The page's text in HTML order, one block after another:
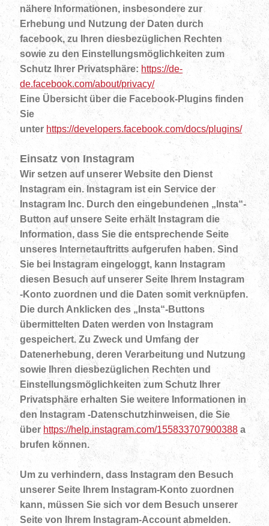
nähere Informationen, insbesondere zur
Erhebung und Nutzung der Daten durch
facebook, zu Ihren diesbezüglichen Rechten
sowie zu den Einstellungsmöglichkeiten zum
Schutz Ihrer Privatsphäre:https://de-
de.facebook.com/about/privacy/
Eine Übersicht über die Facebook-Plugins finden
Sie
unter https://developers.facebook.com/docs/plugins/
Einsatz von Instagram
Wir setzen auf unserer Website den Dienst
Instagram ein. Instagram ist ein Service der
Instagram Inc. Durch den eingebundenen „Insta“-
Button auf unsere Seite erhält Instagram die
Information, dass Sie die entsprechende Seite
unseres Internetauftritts aufgerufen haben. Sind
Sie bei Instagram eingeloggt, kann Instagram
diesen Besuch auf unserer Seite Ihrem Instagram
-Konto zuordnen und die Daten somit verknüpfen.
Die durch Anklicken des „Insta“-Buttons
übermittelten Daten werden von Instagram
gespeichert. Zu Zweck und Umfang der
Datenerhebung, deren Verarbeitung und Nutzung
sowie Ihren diesbezüglichen Rechten und
Einstellungsmöglichkeiten zum Schutz Ihrer
Privatsphäre erhalten Sie weitere Informationen in
den Instagram -Datenschutzhinweisen, die Sie
über https://help.instagram.com/155833707900388 a
brufen können.
Um zu verhindern, dass Instagram den Besuch
unserer Seite Ihrem Instagram-Konto zuordnen
kann, müssen Sie sich vor dem Besuch unserer
Seite von Ihrem Instagram-Account abmelden.